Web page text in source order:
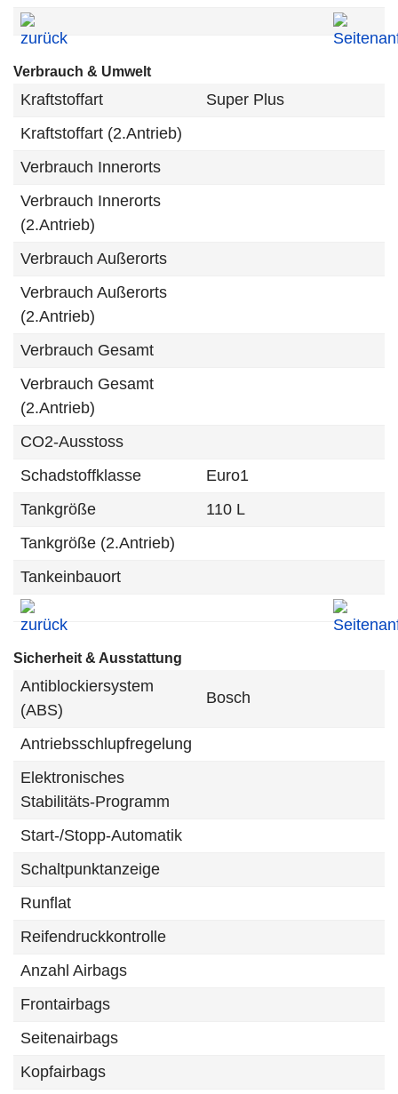
Verbrauch & Umwelt
Kraftstoffart
Super Plus
Kraftstoffart (2.Antrieb)
Verbrauch Innerorts
Verbrauch Innerorts
(2.Antrieb)
Verbrauch Außerorts
Verbrauch Außerorts
(2.Antrieb)
Verbrauch Gesamt
Verbrauch Gesamt
(2.Antrieb)
CO2-Ausstoss
Schadstoffklasse
Euro1
Tankgröße
110 L
Tankgröße (2.Antrieb)
Tankeinbauort
Sicherheit & Ausstattung
Antiblockiersystem
(ABS)
Bosch
Antriebsschlupfregelung
Elektronisches
Stabilitäts-Programm
Start-/Stopp-Automatik
Schaltpunktanzeige
Runflat
Reifendruckkontrolle
Anzahl Airbags
Frontairbags
Seitenairbags
Kopfairbags